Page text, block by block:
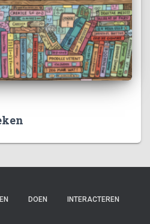
DOEN INTERACTEREN